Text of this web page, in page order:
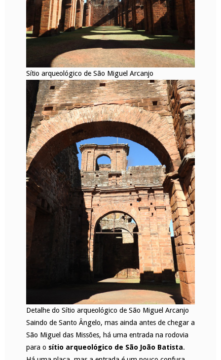
Sítio arqueológico de São Miguel Arcanjo
Detalhe do Sítio arqueológico de São Miguel Arcanjo
Saindo de Santo Ângelo, mas ainda antes de chegar a
São Miguel das Missões, há uma entrada na rodovia
para o sítio arqueológico de São João Batista.